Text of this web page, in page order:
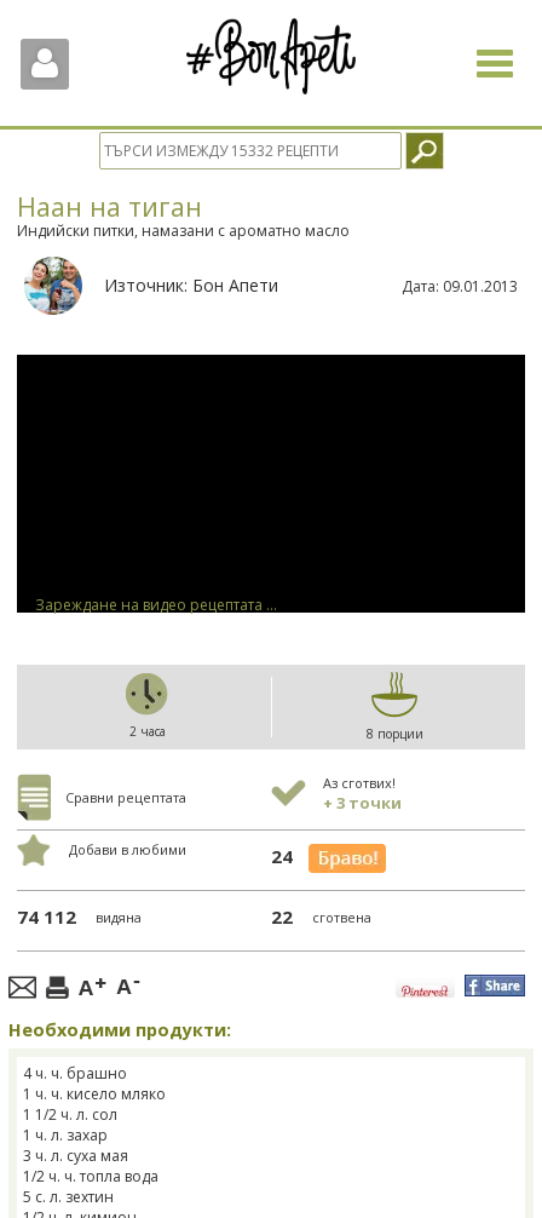
Toggle
Наан на тиган
Индийски питки, намазани с ароматно масло
Източник: Бон Апети Дата: 09.01.2013
Зареждане на видео рецептата ...
2 часа 8 порции
Сравни рецептата
Аз сготвих!
+ 3 точки
Добави в любими 24
74 112 видяна 22 сготвена
Необходими продукти:
4 ч. ч. брашно
1 ч. ч. кисело мляко
1 1/2 ч. л. сол
1 ч. л. захар
3 ч. л. суха мая
1/2 ч. ч. топла вода
5 с. л. зехтин